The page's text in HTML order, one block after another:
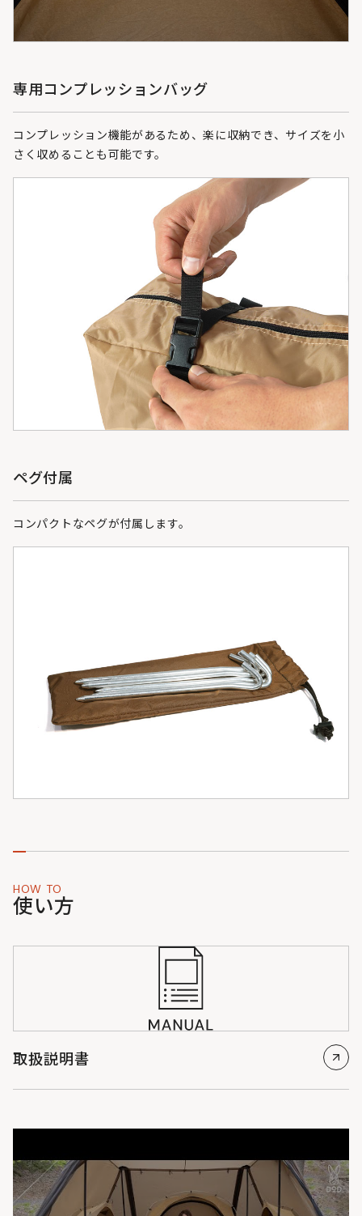
専用コンプレッションバッグ
コンプレッション機能があるため、楽に収納でき、サイズを小
さく収めることも可能です。
ペグ付属
コンパクトなペグが付属します。
HOW TO
使い方
取扱説明書